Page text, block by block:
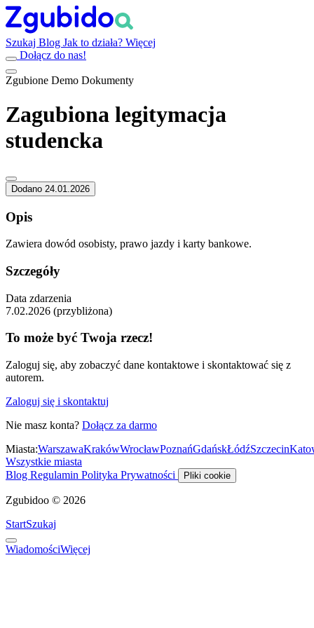
Szukaj Blog Jak to działa? Więcej
Dołącz do nas!
Zgubione Demo Dokumenty
Zagubiona legitymacja
studencka
Dodano 24.01.2026
Opis
Zawiera dowód osobisty, prawo jazdy i karty bankowe.
Szczegóły
Data zdarzenia
7.02.2026 (przybliżona)
To może być Twoja rzecz!
Zaloguj się, aby zobaczyć dane kontaktowe i skontaktować się z
autorem.
Zaloguj się i skontaktuj
Nie masz konta? Dołącz za darmo
Miasta:WarszawaKrakówWrocławPoznańGdańskŁódźSzczecin
Wszystkie miasta
Blog Regulamin Polityka Prywatności Pliki cookie
Zgubidoo © 2026
StartSzukaj
WiadomościWięcej